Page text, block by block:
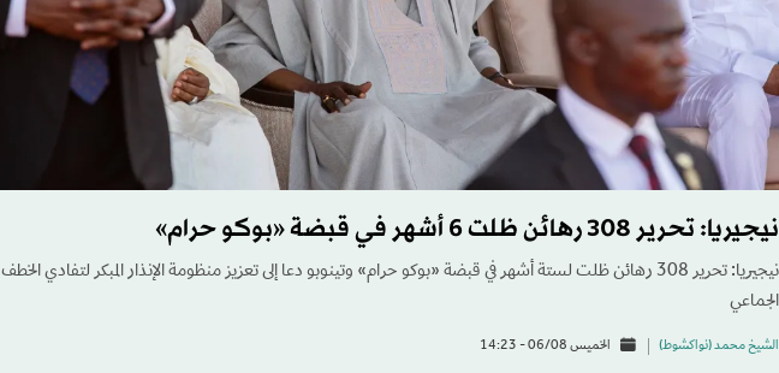
نيجيريا: تحرير 308 رهائن ظلت 6 أشهر في قبضة «بوكو حرام»
نيجيريا: تحرير 308 رهائن ظلت لستة أشهر في قبضة «بوكو حرام» وتينوبو دعا إلى تعزيز منظومة الإنذار المبكر لتفادي الخطف
الجماعي
الشيخ محمد (نواكشوط) الخميس 06/08 - 14:23